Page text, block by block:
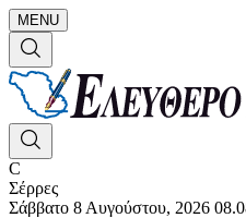
MENU
C
Σέρρες
Σάββατο 8 Αυγούστου, 2026